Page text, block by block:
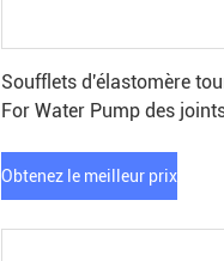
Soufflets d'élastomère
For Water Pump des
Obtenez le meilleur prix